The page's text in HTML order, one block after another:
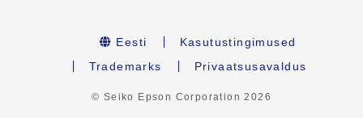
Eesti
Kasutustingimused
Trademarks
Privaatsusavaldus
© Seiko Epson Corporation2026